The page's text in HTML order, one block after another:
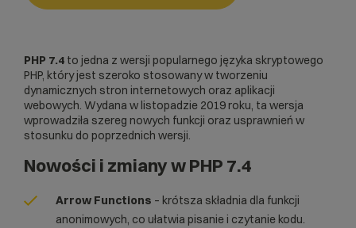
PHP 7.4 to jedna z wersji popularnego języka skryptowego
PHP, który jest szeroko stosowany w tworzeniu
dynamicznych stron internetowych oraz aplikacji
webowych. Wydana w listopadzie 2019 roku, ta wersja
wprowadziła szereg nowych funkcji oraz usprawnień w
stosunku do poprzednich wersji.
Nowości i zmiany w PHP 7.4
Arrow Functions – krótsza składnia dla funkcji
anonimowych, co ułatwia pisanie i czytanie kodu.